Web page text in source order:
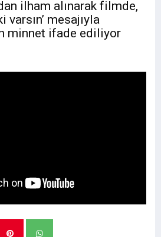
ilham alınarak filmde,
varsın’ mesajıyla
minnet ifade ediliyor